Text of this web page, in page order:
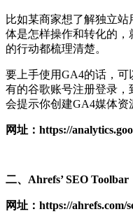
比如某商家想了解独立
体是怎样操作和转化的
的行动都梳理清楚。
要上手使用GA4的话，可
有的谷歌账号注册登录
会提示你创建GA4媒体资
网址：https://
二、Ahrefs’ SEO Toolbar
网址：https://ahrefs.com/